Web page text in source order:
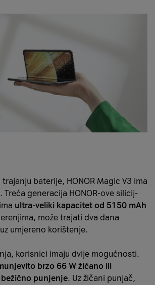
baterije, HONOR Magic V3 ima
generacija HONOR-ove silicij-
ultra-veliki kapacitet od 5150 mAh
može trajati dva dana
umjereno korištenje.
korisnici imaju dvije mogućnosti.
brzo 66 W žičano ili
punjenje. Uz žičani punjač,